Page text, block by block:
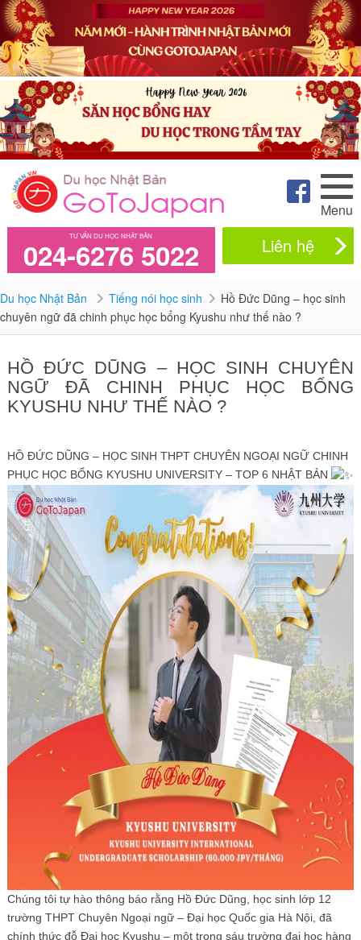
Menu
TƯ VẤN DU HỌC NHẬT BẢN
024-6276 5022 Liên hệ
Du học Nhật Bản Tiếng nói học sinh
Hồ Đức Dũng – học sinh
chuyên ngữ đã chinh phục học bổng Kyushu như thế nào ?
HỒ ĐỨC DŨNG – HỌC SINH CHUYÊN
NGỮ ĐÃ CHINH PHỤC HỌC BỔNG
KYUSHU NHƯ THẾ NÀO ?
HỒ ĐỨC DŨNG – HỌC SINH THPT CHUYÊN NGOẠI NGỮ CHINH
PHỤC HỌC BỔNG KYUSHU UNIVERSITY – TOP 6 NHẬT BẢN
Chúng tôi tự hào thông báo rằng Hồ Đức Dũng, học sinh lớp 12
trường THPT Chuyên Ngoại ngữ – Đại học Quốc gia Hà Nội, đã
chính thức đỗ Đại học Kyushu – một trong sáu trường đại học hàng